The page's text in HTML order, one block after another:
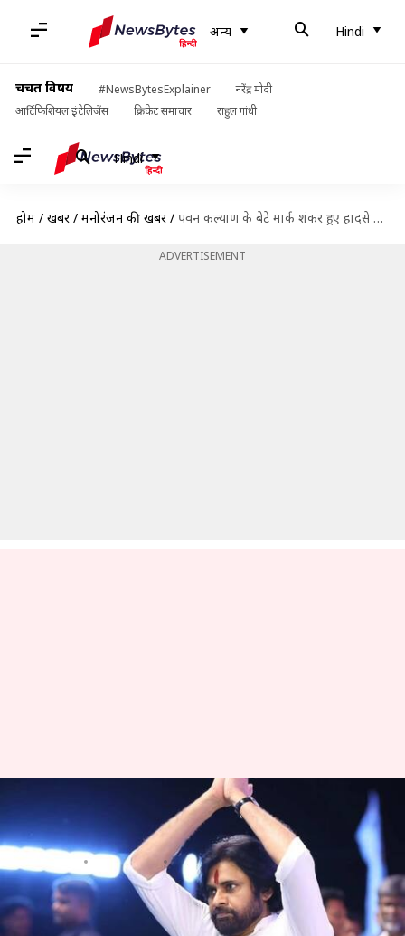
अन्य Hindi
चर्चित विषय #NewsBytesExplainer
नरेंद्र मोदी
आर्टिफिशियल इंटेलिजेंस
क्रिकेट समाचार राहुल गांधी
Hindi
होम / खबरें / मनोरंजन की खबरें / पवन कल्याण के बेटे मार्क शंकर हुए हादसे का शिकार, अस्पताल में भर्ती
ADVERTISEMENT
पवन कल्याण के बेटे मार्क शंकर हुए
हादसे का शिकार, अस्पताल में भर्ती
Apr 08, 2025 12:24 pm
क्या है खबर?